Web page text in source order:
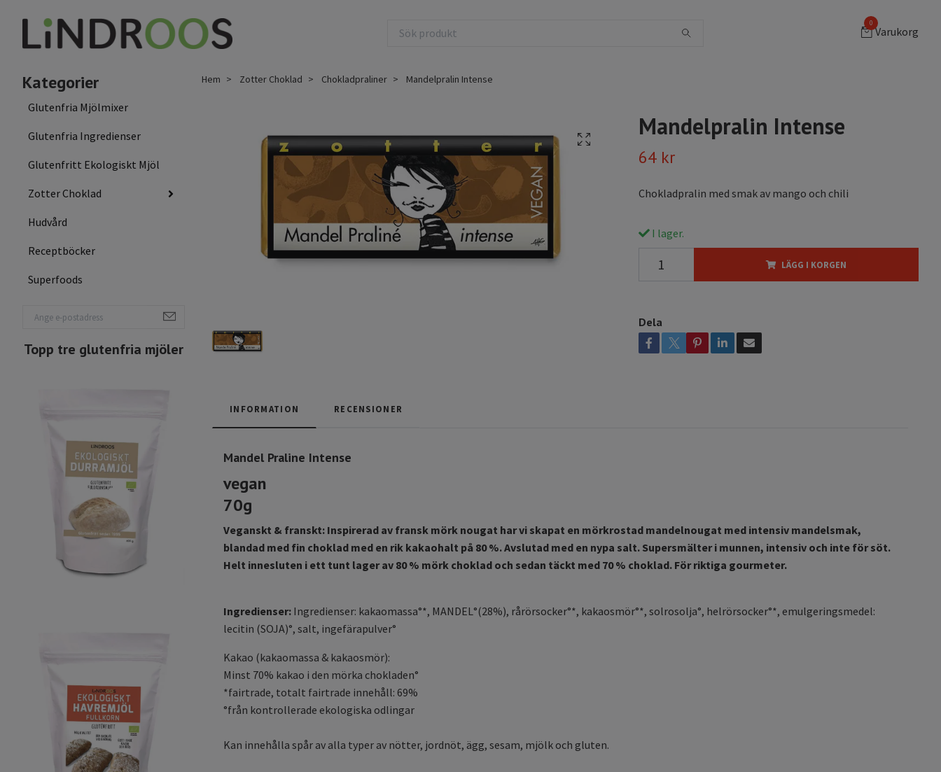
0
Varukorg
Kategorier
Glutenfria Mjölmixer
Glutenfria Ingredienser
Glutenfritt Ekologiskt Mjöl
Zotter Choklad
Hudvård
Receptböcker
Superfoods
Topp tre glutenfria mjöler
Hem Zotter Choklad Chokladpraliner Mandelpralin Intense
Mandelpralin Intense
64 kr
Chokladpralin med smak av mango och chili
I lager.
LÄGG I KORGEN
Dela
INFORMATION RECENSIONER
Mandel Praline Intense
vegan
70g
Veganskt & franskt: Inspirerad av fransk mörk nougat har vi skapat en mörkrostad mandelnougat med intensiv mandelsmak,
blandad med fin choklad med en rik kakaohalt på 80 %. Avslutad med en nypa salt. Supersmälter i munnen, intensiv och inte för söt.
Helt innesluten i ett tunt lager av 80 % mörk choklad och sedan täckt med 70 % choklad. För riktiga gourmeter.
Ingredienser: Ingredienser: kakaomassa°*, MANDEL°(28%), rårörsocker°*, kakaosmör°*, solrosolja°, helrörsocker°*, emulgeringsmedel:
lecitin (SOJA)°, salt, ingefärapulver°
Kakao (kakaomassa & kakaosmör):
Minst 70% kakao i den mörka chokladen°
*fairtrade, totalt fairtrade innehåll: 69%
°från kontrollerade ekologiska odlingar
Kan innehålla spår av alla typer av nötter, jordnöt, ägg, sesam, mjölk och gluten.